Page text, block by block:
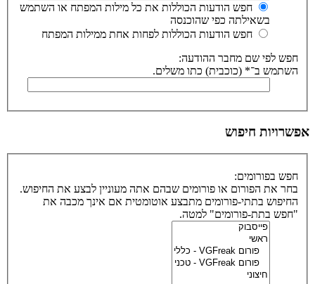
חפש הודעות הכוללות את כל מילות המפתח או השתמש
בשאילתה כפי שהוכנסה
חפש הודעות הכוללות לפחות אחת ממילות המפתח
חפש לפי שם מחבר ההודעה:
השתמש ב־* (כוכבית) כתו משלים.
אפשרויות חיפוש
חפש בפורומים:
בחר את הפורום או פורומים שבהם אתה מעוניין לבצע את החיפוש.
החיפוש בתתי-פורומים מתבצע אוטומטית אם אינך מכבה את
"חפש בתת-פורומים" למטה.